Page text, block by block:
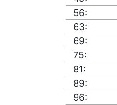
56:
63:
69:
75:
81:
89:
96: